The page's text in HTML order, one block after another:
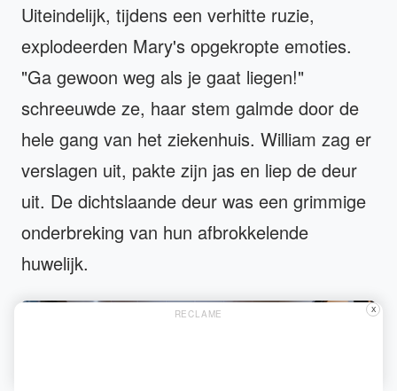
Uiteindelijk, tijdens een verhitte ruzie,
explodeerden Mary's opgekropte emoties.
"Ga gewoon weg als je gaat liegen!"
schreeuwde ze, haar stem galmde door de
hele gang van het ziekenhuis. William zag er
verslagen uit, pakte zijn jas en liep de deur
uit. De dichtslaande deur was een grimmige
onderbreking van hun afbrokkelende
huwelijk.
RECLAME X